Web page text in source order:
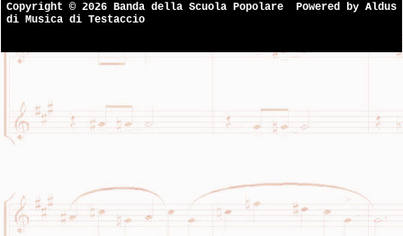
Copyright © 2026 Banda della Scuola Popolare
di Musica di Testaccio
Powered by Aldus